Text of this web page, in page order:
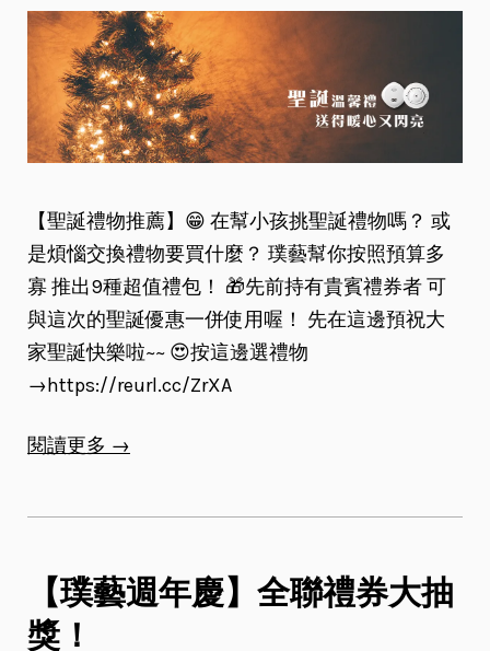
【聖誕禮物推薦】😁 在幫小孩挑聖誕禮物嗎？ 或
是煩惱交換禮物要買什麼？ 璞藝幫你按照預算多
寡 推出9種超值禮包！ 🎁先前持有貴賓禮券者 可
與這次的聖誕優惠一併使用喔！ 先在這邊預祝大
家聖誕快樂啦~~ 😍按這邊選禮物
→https://reurl.cc/ZrXA
閱讀更多 →
【璞藝週年慶】全聯禮券大抽
獎！